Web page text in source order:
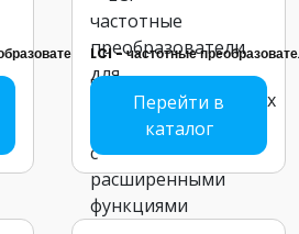
LCI - частотные
Перейти в
каталог